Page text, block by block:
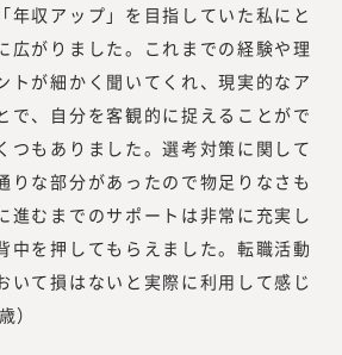
年収アップ」を目指していた私にと
広がりました。これまでの経験や理
トが細かく聞いてくれ、現実的なア
で、自分を客観的に捉えることがで
つもありました。選考対策に関して
りな部分があったので物足りなさも
進むまでのサポートは非常に充実し
中を押してもらえました。転職活動
いて損はないと実際に利用して感じ
）